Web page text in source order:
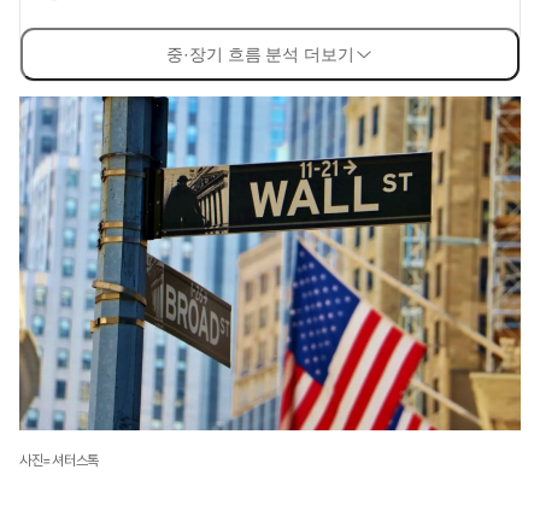
중·장기 흐름 분석 더보기
사진=셔터스톡